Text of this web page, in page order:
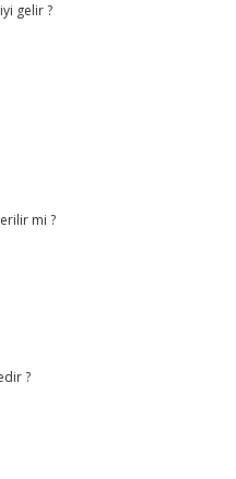
gelir ?
mi ?
?